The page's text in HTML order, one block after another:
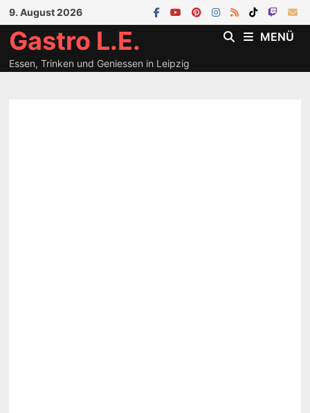
Zum
Inhalt
springen
9. August 2026
Gastro L.E.
Essen, Trinken und Geniessen in Leipzig
MENÜ